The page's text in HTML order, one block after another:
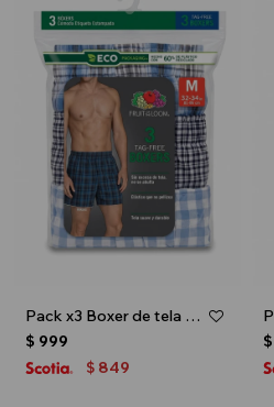
Pack x3 Boxer de tela para caballero - Multicolor
$ 999
$ 849
$